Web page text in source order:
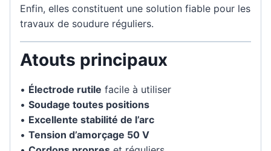
Enfin, elles constituent une solution fiable pour les
travaux de soudure réguliers.
Atouts principaux
• Électrode rutile facile à utiliser
• Soudage toutes positions
• Excellente stabilité de l’arc
• Tension d’amorçage 50 V